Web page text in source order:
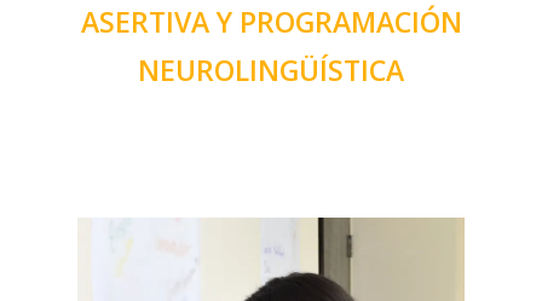
ASERTIVA Y PROGRAMACIÓN
NEUROLINGÜÍSTICA